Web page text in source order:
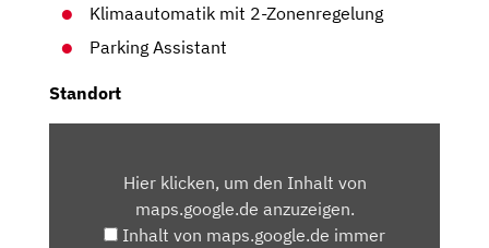
Klimaautomatik mit 2-Zonenregelung
Parking Assistant
Standort
MAPS.GOOGLE.DEHier klicken, um den Inhalt von
maps.google.de anzuzeigen.
Inhalt von maps.google.de immer